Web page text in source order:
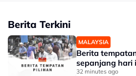
Berita Terkini
MALAYSIA
Berita
sepanjang hari
32 minutes ago